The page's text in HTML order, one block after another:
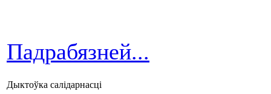
Падрабязней...
Дыктоўка салідарнасці